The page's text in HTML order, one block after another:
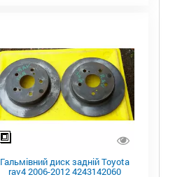
Гальмівний диск задній Toyota
rav4 2006-2012 4243142060